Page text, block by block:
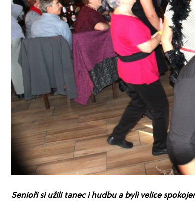
Senioři si užili tanec i hudbu a byli velice